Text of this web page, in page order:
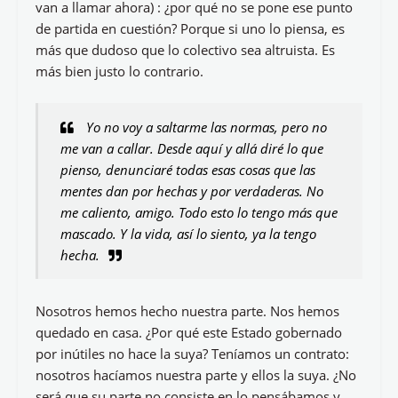
van a llamar ahora) : ¿por qué no se pone ese punto
de partida en cuestión? Porque si uno lo piensa, es
más que dudoso que lo colectivo sea altruista. Es
más bien justo lo contrario.
Yo no voy a saltarme las normas, pero no
me van a callar. Desde aquí y allá diré lo que
pienso, denunciaré todas esas cosas que las
mentes dan por hechas y por verdaderas. No
me caliento, amigo. Todo esto lo tengo más que
mascado. Y la vida, así lo siento, ya la tengo
hecha.
Nosotros hemos hecho nuestra parte. Nos hemos
quedado en casa. ¿Por qué este Estado gobernado
por inútiles no hace la suya? Teníamos un contrato:
nosotros hacíamos nuestra parte y ellos la suya. ¿No